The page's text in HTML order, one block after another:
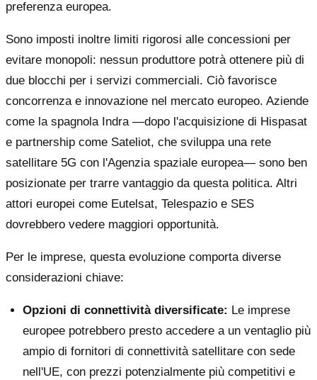
preferenza europea.
Sono imposti inoltre limiti rigorosi alle concessioni per
evitare monopoli: nessun produttore potrà ottenere più di
due blocchi per i servizi commerciali. Ciò favorisce
concorrenza e innovazione nel mercato europeo. Aziende
come la spagnola Indra —dopo l'acquisizione di Hispasat
e partnership come Sateliot, che sviluppa una rete
satellitare 5G con l'Agenzia spaziale europea— sono ben
posizionate per trarre vantaggio da questa politica. Altri
attori europei come Eutelsat, Telespazio e SES
dovrebbero vedere maggiori opportunità.
Per le imprese, questa evoluzione comporta diverse
considerazioni chiave:
Opzioni di connettività diversificate: Le imprese
europee potrebbero presto accedere a un ventaglio più
ampio di fornitori di connettività satellitare con sede
nell'UE, con prezzi potenzialmente più competitivi e